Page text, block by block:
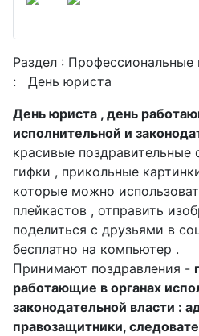
Раздел : Профессиональные
: День юриста
День юриста , день
исполнительной и
красивые поздравительные
гифки , прикольные
которые можно
плейкастов , отправить
поделиться с друзьями в
бесплатно на компьютер .
Принимают поздравления -
работающие в органах
законодательной власти :
правозащитники,